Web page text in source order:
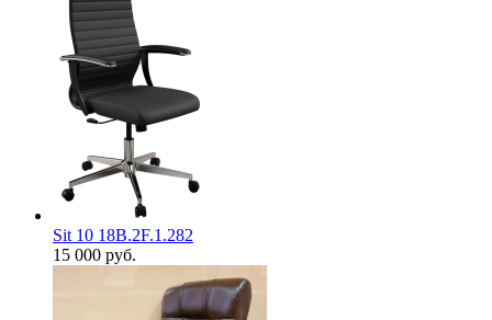
Sit 10 18B.2F.1.282
15 000 руб.